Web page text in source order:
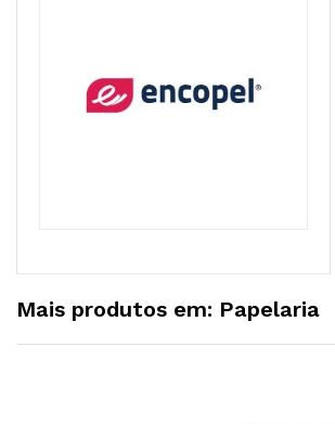
Mais produtos em: Papelaria